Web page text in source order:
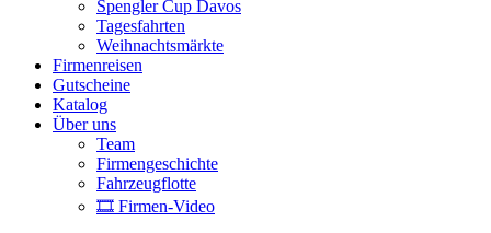
Spengler Cup Davos
Tagesfahrten
Weihnachtsmärkte
Firmenreisen
Gutscheine
Katalog
Über uns
Team
Firmengeschichte
Fahrzeugflotte
🎞 Firmen-Video